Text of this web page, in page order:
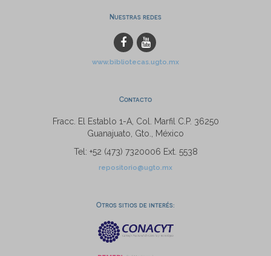
Nuestras redes
www.bibliotecas.ugto.mx
Contacto
Fracc. El Establo 1-A, Col. Marfil C.P. 36250
Guanajuato, Gto., México
Tel: +52 (473) 7320006 Ext. 5538
repositorio@ugto.mx
Otros sitios de interés: